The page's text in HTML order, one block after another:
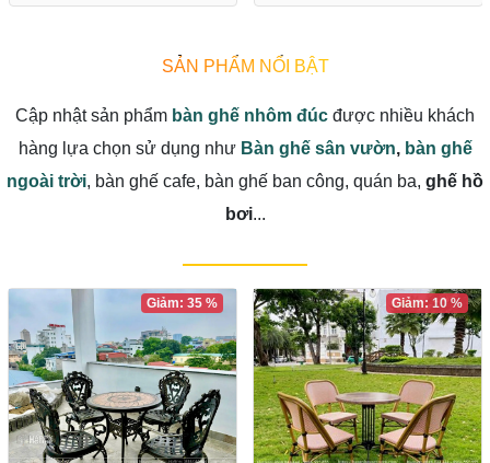
SẢN PHẨM NỔI BẬT
Cập nhật sản phẩm bàn ghế nhôm đúc được nhiều khách
hàng lựa chọn sử dụng như Bàn ghế sân vườn, bàn ghế
ngoài trời, bàn ghế cafe, bàn ghế ban công, quán ba, ghế hồ
bơi...
Giảm: 35 % Giảm: 10 %